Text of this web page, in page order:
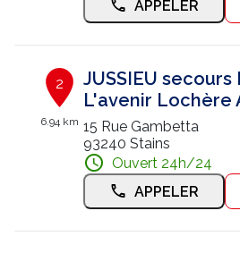
Trouver un centre JUSSIEU
APPELER
2
6.94 km
JUSSIEU secours
L'avenir Lochère
15 Rue Gambetta
93240 Stains
Ouvert 24h/24
APPELER